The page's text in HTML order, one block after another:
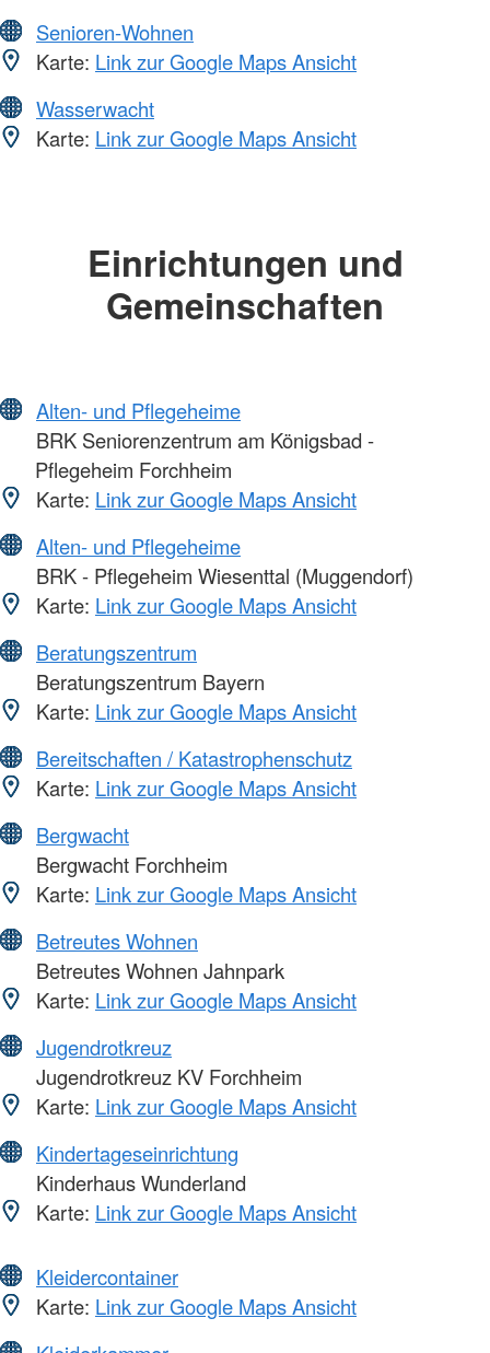
Senioren-Wohnen
Karte: Link zur Google Maps Ansicht
Wasserwacht
Karte: Link zur Google Maps Ansicht
Einrichtungen und
Gemeinschaften
Alten- und Pflegeheime
BRK Seniorenzentrum am Königsbad -
Pflegeheim Forchheim
Karte: Link zur Google Maps Ansicht
Alten- und Pflegeheime
BRK - Pflegeheim Wiesenttal (Muggendorf)
Karte: Link zur Google Maps Ansicht
Beratungszentrum
Beratungszentrum Bayern
Karte: Link zur Google Maps Ansicht
Bereitschaften / Katastrophenschutz
Karte: Link zur Google Maps Ansicht
Bergwacht
Bergwacht Forchheim
Karte: Link zur Google Maps Ansicht
Betreutes Wohnen
Betreutes Wohnen Jahnpark
Karte: Link zur Google Maps Ansicht
Jugendrotkreuz
Jugendrotkreuz KV Forchheim
Karte: Link zur Google Maps Ansicht
Kindertageseinrichtung
Kinderhaus Wunderland
Karte: Link zur Google Maps Ansicht
Kleidercontainer
Karte: Link zur Google Maps Ansicht